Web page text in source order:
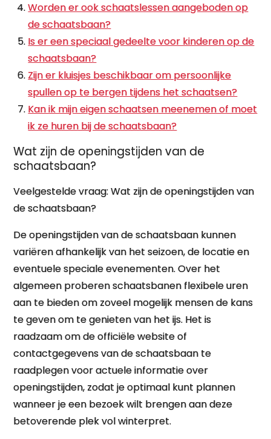
Worden er ook schaatslessen aangeboden op
de schaatsbaan?
Is er een speciaal gedeelte voor kinderen op de
schaatsbaan?
Zijn er kluisjes beschikbaar om persoonlijke
spullen op te bergen tijdens het schaatsen?
Kan ik mijn eigen schaatsen meenemen of moet
ik ze huren bij de schaatsbaan?
Wat zijn de openingstijden van de
schaatsbaan?
Veelgestelde vraag: Wat zijn de openingstijden van
de schaatsbaan?
De openingstijden van de schaatsbaan kunnen
variëren afhankelijk van het seizoen, de locatie en
eventuele speciale evenementen. Over het
algemeen proberen schaatsbanen flexibele uren
aan te bieden om zoveel mogelijk mensen de kans
te geven om te genieten van het ijs. Het is
raadzaam om de officiële website of
contactgegevens van de schaatsbaan te
raadplegen voor actuele informatie over
openingstijden, zodat je optimaal kunt plannen
wanneer je een bezoek wilt brengen aan deze
betoverende plek vol winterpret.